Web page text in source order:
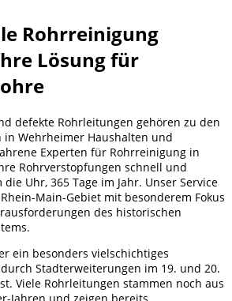
Rohrreinigung
Lösung für
defekte Rohrleitungen gehören zu den
in Wehrheimer Haushalten und
Experten für Rohrreinigung in
Rohrverstopfungen schnell und
Uhr, 365 Tage im Jahr. Unser Service
Main-Gebiet mit besonderem Fokus
des historischen
ein besonders vielschichtiges
Stadterweiterungen im 19. und 20.
Viele Rohrleitungen stammen noch aus
Jahren und zeigen bereits